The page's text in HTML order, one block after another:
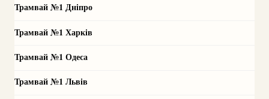
Трамвай №1 Дніпро
Трамвай №1 Харків
Трамвай №1 Одеса
Трамвай №1 Львів